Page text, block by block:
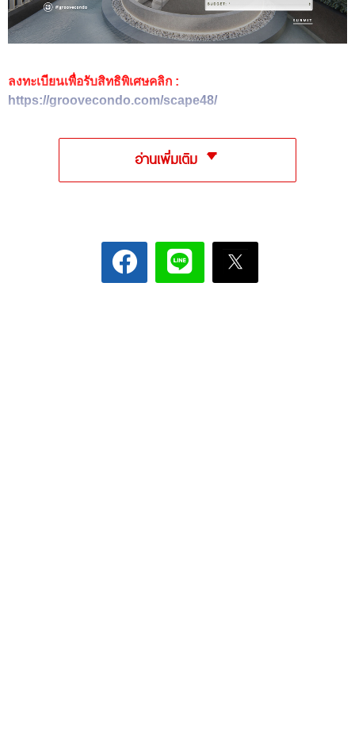
ลงทะเบียนเพื่อรับสิทธิพิเศษคลิก :
https://groovecondo.com/scape48/
อ่านเพิ่มเติม